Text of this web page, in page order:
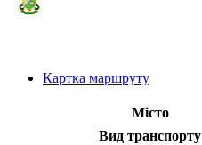
Картка маршруту
Місто
Вид транспорту